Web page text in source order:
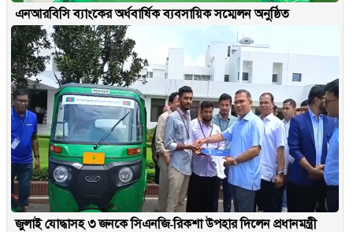
এনআরবিসি ব্যাংকের অর্ধবার্ষিক ব্যবসায়িক সম্মেলন অনুষ্ঠিত
জুলাই যোদ্ধাসহ ৩ জনকে সিএনজি-রিকশা উপহার দিলেন প্রধানমন্ত্রী